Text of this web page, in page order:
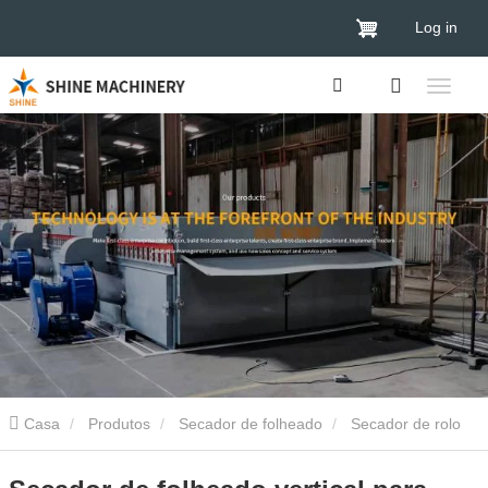
Log in
Casa Produtos Secador de folheado Secador de rolo
de verniz